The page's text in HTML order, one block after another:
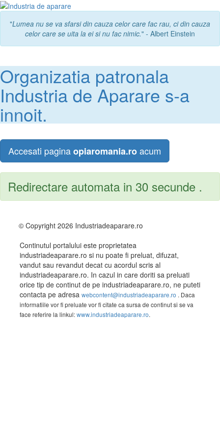
"Lumea nu se va sfarsi din cauza celor care fac rau, ci din cauza
celor care se uita la ei si nu fac nimic." - Albert Einstein
Organizatia patronala
Industria de Aparare s-a
innoit.
Accesati paginaopiaromania.roacum
Redirectare automata in 30 secunde .
© Copyright 2026 Industriadeaparare.ro
Continutul portalului este proprietatea
industriadeaparare.ro si nu poate fi preluat, difuzat,
vandut sau revandut decat cu acordul scris al
industriadeaparare.ro. In cazul in care doriti sa preluati
orice tip de continut de pe industriadeaparare.ro, ne puteti
contacta pe adresa webcontent@industriadeaparare.ro . Daca
informatiile vor fi preluate vor fi citate ca sursa de continut si se va
face referire la linkul:www.industriadeaparare.ro.